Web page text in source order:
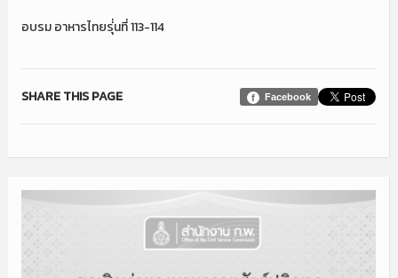
อบรม อาหารไทยรุ่่นที่ 113-114
Facebook
SHARE THIS PAGE